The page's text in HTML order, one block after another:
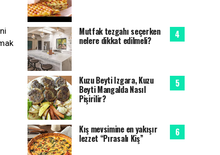
Mutfak tezgahı seçerken
nelere dikkat edilmeli?
Kuzu Beyti Izgara, Kuzu
Beyti Mangalda Nasıl
Pişirilir?
Kış mevsimine en yakışır
lezzet “Pırasalı Kiş”